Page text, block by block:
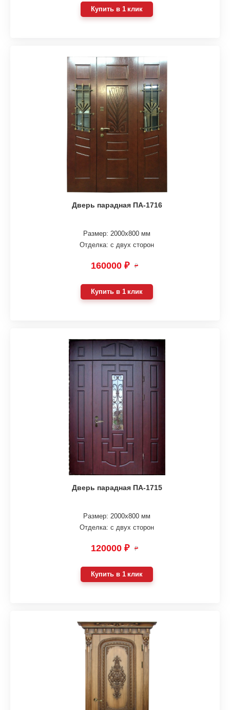
Купить в 1 клик
Дверь парадная ПА-1716
Размер: 2000х800 мм
Отделка: с двух сторон
160000 ₽ ₽
Купить в 1 клик
Дверь парадная ПА-1715
Размер: 2000х800 мм
Отделка: с двух сторон
120000 ₽ ₽
Купить в 1 клик